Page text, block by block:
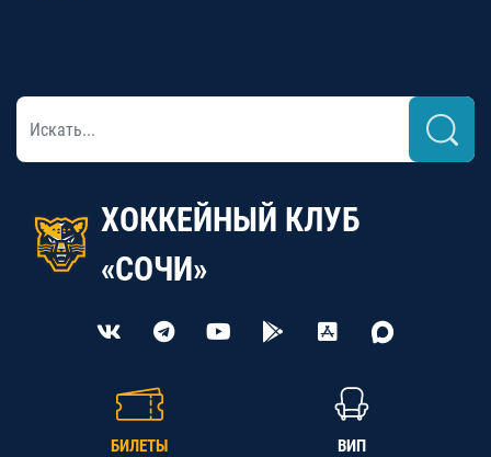
ХОККЕЙНЫЙ КЛУБ
«СОЧИ»
БИЛЕТЫ ВИП